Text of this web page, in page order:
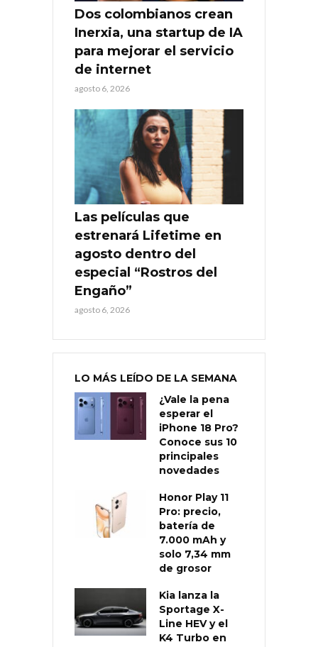
Dos colombianos crean
Inerxia, una startup de IA
para mejorar el servicio
de internet
agosto 6, 2026
Las películas que
estrenará Lifetime en
agosto dentro del
especial “Rostros del
Engaño”
agosto 6, 2026
LO MÁS LEÍDO DE LA SEMANA
¿Vale la pena
esperar el
iPhone 18 Pro?
Conoce sus 10
principales
novedades
Honor Play 11
Pro: precio,
batería de
7.000 mAh y
solo 7,34 mm
de grosor
Kia lanza la
Sportage X-
Line HEV y el
K4 Turbo en